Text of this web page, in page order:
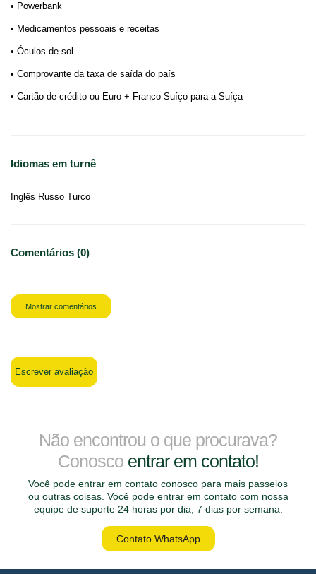
• Powerbank
• Medicamentos pessoais e receitas
• Óculos de sol
• Comprovante da taxa de saída do país
• Cartão de crédito ou Euro + Franco Suíço para a Suíça
Idiomas em turnê
Inglês Russo Turco
Comentários (0)
Mostrar comentários
Escrever avaliação
Não encontrou o que procurava?
Conosco entrar em contato!
Você pode entrar em contato conosco para mais passeios
ou outras coisas. Você pode entrar em contato com nossa
equipe de suporte 24 horas por dia, 7 dias por semana.
Contato WhatsApp